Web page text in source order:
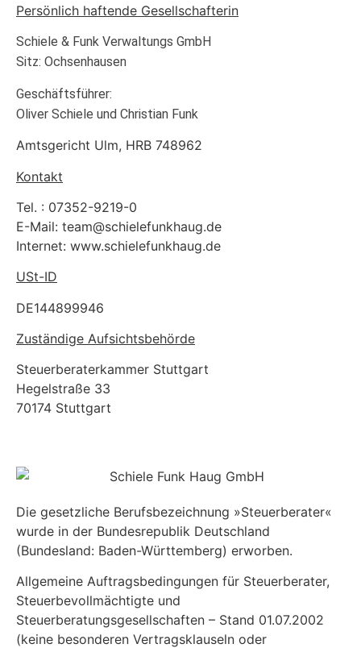
Persönlich haftende Gesellschafterin
Schiele & Funk Verwaltungs GmbH
Sitz: Ochsenhausen
Geschäftsführer:
Oliver Schiele und Christian Funk
Amtsgericht Ulm, HRB 748962
Kontakt
Tel. : 07352-9219-0
E-Mail: team@schielefunkhaug.de
Internet: www.schielefunkhaug.de
USt-ID
DE144899946
Zuständige Aufsichtsbehörde
Steuerberaterkammer Stuttgart
Hegelstraße 33
70174 Stuttgart
Die gesetzliche Berufsbezeichnung »Steuerberater«
wurde in der Bundesrepublik Deutschland
(Bundesland: Baden-Württemberg) erworben.
Allgemeine Auftragsbedingungen für Steuerberater,
Steuerbevollmächtigte und
Steuerberatungsgesellschaften – Stand 01.07.2002
(keine besonderen Vertragsklauseln oder